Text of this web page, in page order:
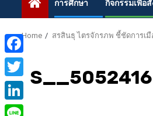
การศึกษา กิจกรรมเพื่อ
Home สรสินธุ ไตรจักรภพ ชี้ชัดการเ
Facebook
Twitter
LinkedIn